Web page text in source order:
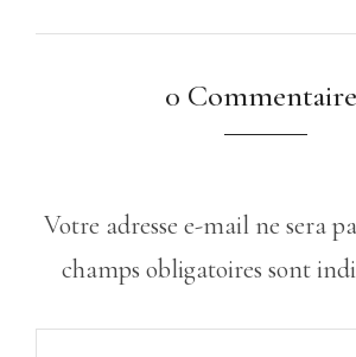
0
Votre adresse e-mail ne sera
champs obligatoires sont